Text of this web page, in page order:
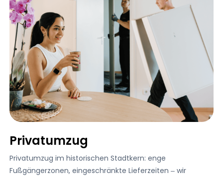
Privatumzug
Privatumzug im historischen Stadtkern: enge
Fußgängerzonen, eingeschränkte Lieferzeiten – wir